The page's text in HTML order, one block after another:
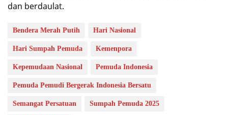
dan berdaulat.
Bendera Merah Putih Hari Nasional
Hari Sumpah Pemuda Kemenpora
Kepemudaan Nasional Pemuda Indonesia
Pemuda Pemudi Bergerak Indonesia Bersatu
Semangat Persatuan Sumpah Pemuda 2025